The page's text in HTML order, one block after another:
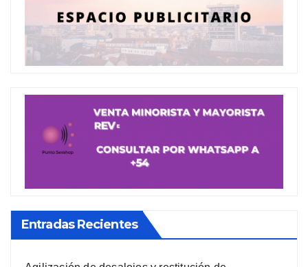
Entradas Recientes